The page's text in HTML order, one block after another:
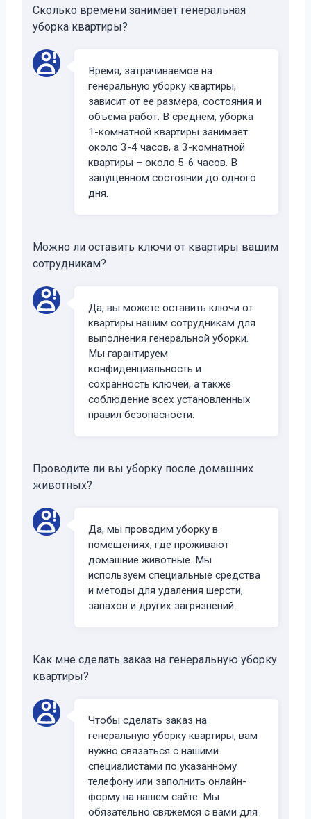
Сколько времени занимает генеральная
уборка квартиры?
Время, затрачиваемое на
генеральную уборку квартиры,
зависит от ее размера, состояния и
объема работ. В среднем, уборка
1-комнатной квартиры занимает
около 3-4 часов, а 3-комнатной
квартиры – около 5-6 часов. В
запущенном состоянии до одного
дня.
Можно ли оставить ключи от квартиры вашим
сотрудникам?
Да, вы можете оставить ключи от
квартиры нашим сотрудникам для
выполнения генеральной уборки.
Мы гарантируем
конфиденциальность и
сохранность ключей, а также
соблюдение всех установленных
правил безопасности.
Проводите ли вы уборку после домашних
животных?
Да, мы проводим уборку в
помещениях, где проживают
домашние животные. Мы
используем специальные средства
и методы для удаления шерсти,
запахов и других загрязнений.
Как мне сделать заказ на генеральную уборку
квартиры?
Чтобы сделать заказ на
генеральную уборку квартиры, вам
нужно связаться с нашими
специалистами по указанному
телефону или заполнить онлайн-
форму на нашем сайте. Мы
обязательно свяжемся с вами для